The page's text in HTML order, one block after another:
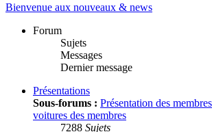
Bienvenue aux nouveaux & news
Forum
Sujets
Messages
Dernier message
Présentations
Sous-forums : Présentation des membres
voitures des membres
7288 Sujets